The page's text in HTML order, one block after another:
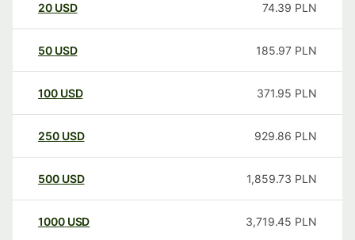
20 USD 74.39 PLN
50 USD 185.97 PLN
100 USD 371.95 PLN
250 USD 929.86 PLN
500 USD 1,859.73 PLN
1000 USD 3,719.45 PLN